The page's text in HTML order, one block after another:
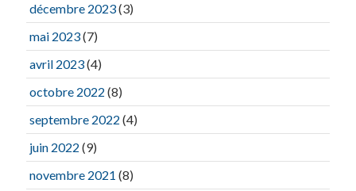
décembre 2023(3)
mai 2023(7)
avril 2023(4)
octobre 2022 (8)
septembre 2022 (4)
juin 2022 (9)
novembre 2021 (8)